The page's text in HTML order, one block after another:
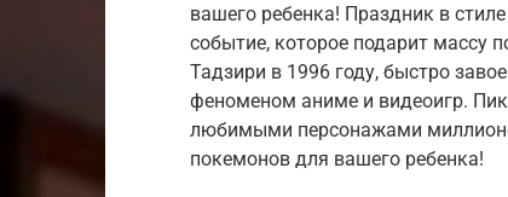
вашего ребенка! Праздник в
событие, которое подарит массу
Тадзири в 1996 году, быстро
феноменом аниме и видеоигр.
любимыми персонажами
покемонов для вашего ребенка!